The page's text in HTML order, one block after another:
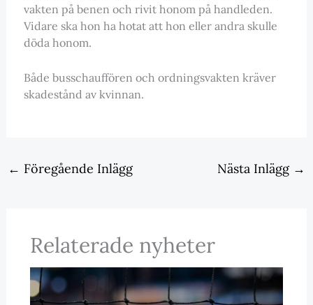
vakten på benen och rivit honom på handleden.
Vidare ska hon ha hotat att hon eller andra skulle
döda honom.
Både busschauffören och ordningsvakten kräver
skadestånd av kvinnan.
← Föregående Inlägg Nästa Inlägg →
Relaterade nyheter